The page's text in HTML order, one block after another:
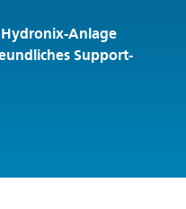
Anlage
Support-